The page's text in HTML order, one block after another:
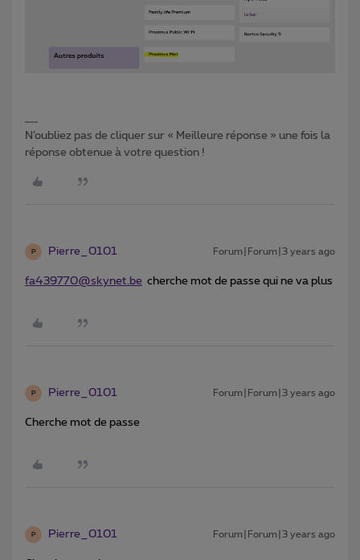
N’oubliez pas de cliquer sur « Meilleure réponse » une fois la
réponse obtenue à votre question !
P Pierre_0101 Forum|Forum|3 years ago
fa439770@skynet.be cherche mot de passe qui ne va plus
P Pierre_0101 Forum|Forum|3 years ago
Cherche mot de passe
P Pierre_0101 Forum|Forum|3 years ago